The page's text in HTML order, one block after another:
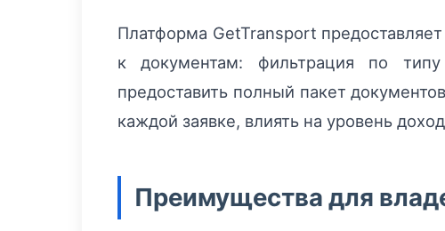
Платформа GetTransport
к документам: фильтрация по типу
предоставить полный пакет
каждой заявке, влиять на уровень
Преимущества для